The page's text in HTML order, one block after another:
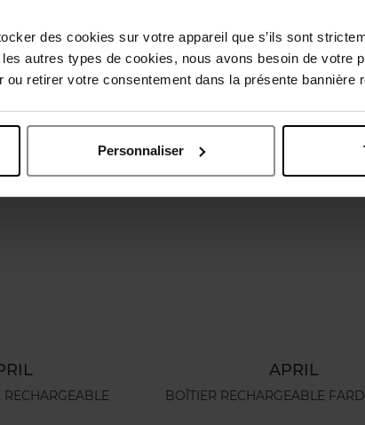
des cookies sur votre appareil que s’ils sont
autres types de cookies, nous avons besoin de votre
retirer votre consentement dans la présente bannière
Personnaliser
RECHARGEABLE
Vegan
APRIL
BOÎTIER RECHARGEABLE